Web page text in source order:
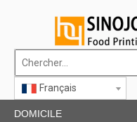
Français
DOMICILE